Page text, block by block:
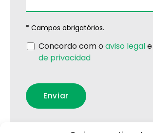
* Campos obrigatórios.
Concordo com o aviso legale
de privacidad